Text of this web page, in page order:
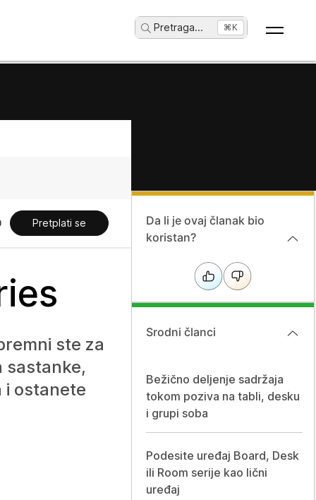
Pretraga... ⌘K
Pretplati se
ste za
sastanke,
i ostanete
Da li je ovaj članak bio
koristan?
Srodni članci
Bežično deljenje sadržaja
tokom poziva na tabli, desku
i grupi soba
Podesite uređaj Board, Desk
ili Room serije kao lični
uređaj